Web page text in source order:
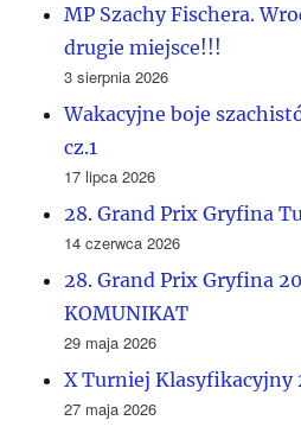
MP Szachy Fischera.
drugie miejsce!!!
3 sierpnia 2026
Wakacyjne boje
cz.1
17 lipca 2026
28. Grand Prix Gryfina
14 czerwca 2026
28. Grand Prix Gryfina
KOMUNIKAT
29 maja 2026
X Turniej Klasyfikacyjny
27 maja 2026